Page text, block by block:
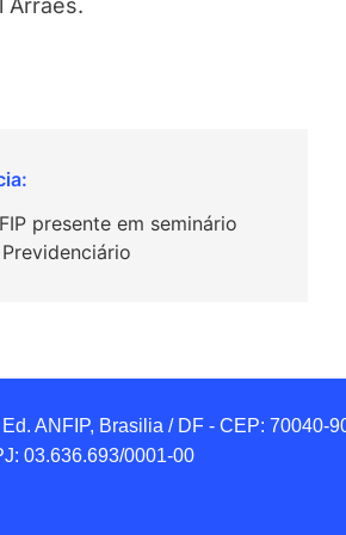
Arraes.
presente em seminário
ANFIP, Brasilia / DF - CEP: 70040-
03.636.693/0001-00